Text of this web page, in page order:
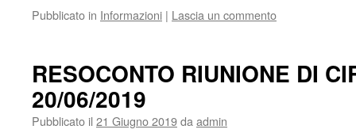
Pubblicato in Informazioni | Lascia un commento
RESOCONTO RIUNIONE DI
20/06/2019
Pubblicato il 21 Giugno 2019da admin